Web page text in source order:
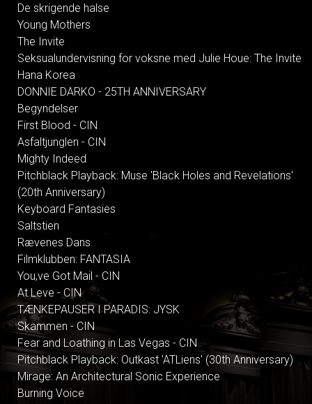
De skrigende halse
Young Mothers
The Invite
Seksualundervisning for voksne med Julie Houe: The Invite
Hana Korea
DONNIE DARKO - 25TH ANNIVERSARY
Begyndelser
First Blood - CIN
Asfaltjunglen - CIN
Mighty Indeed
Pitchblack Playback: Muse 'Black Holes and Revelations'
(20th Anniversary)
Keyboard Fantasies
Saltstien
Rævenes Dans
Filmklubben: FANTASIA
You,ve Got Mail - CIN
At Leve - CIN
TÆNKEPAUSER I PARADIS: JYSK
Skammen - CIN
Fear and Loathing in Las Vegas - CIN
Pitchblack Playback: Outkast 'ATLiens' (30th Anniversary)
Mirage: An Architectural Sonic Experience
Burning Voice